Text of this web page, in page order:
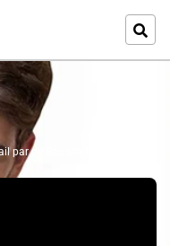
de Bac pro MEI